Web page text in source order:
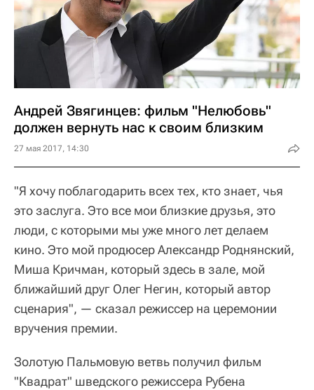
Андрей Звягинцев: фильм "Нелюбовь"
должен вернуть нас к своим близким
27 мая 2017, 14:30
"Я хочу поблагодарить всех тех, кто знает, чья
это заслуга. Это все мои близкие друзья, это
люди, с которыми мы уже много лет делаем
кино. Это мой продюсер Александр Роднянский,
Миша Кричман, который здесь в зале, мой
ближайший друг Олег Негин, который автор
сценария", — сказал режиссер на церемонии
вручения премии.
Золотую Пальмовую ветвь получил фильм
"Квадрат" шведского режиссера Рубена